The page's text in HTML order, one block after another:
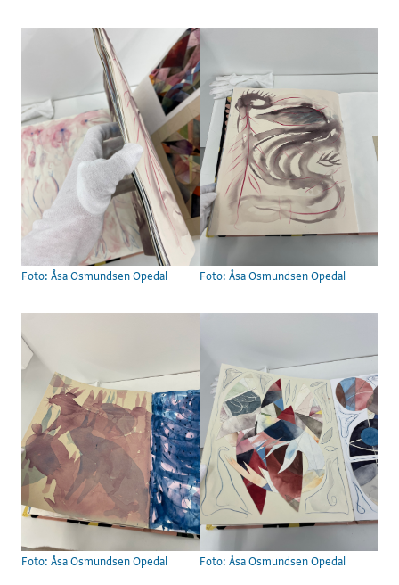
Foto: Åsa Osmundsen Opedal Foto: Åsa Osmundsen Opedal
Foto: Åsa Osmundsen Opedal Foto: Åsa Osmundsen Opedal